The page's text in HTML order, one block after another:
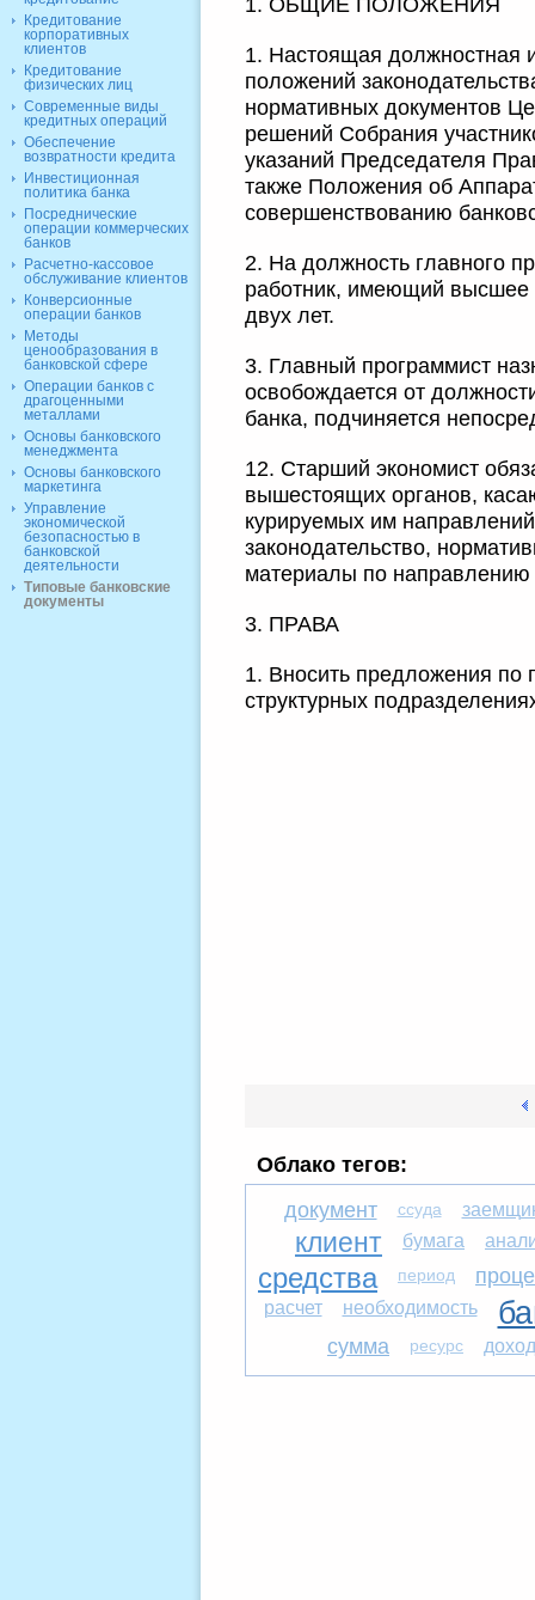
1. Настоящая должностная
положений
нормативных документов
решений Собрания
указаний Председателя
также Положения об
совершенствованию
2. На должность главного
работник, имеющий высшее
двух лет.
3. Главный программист
освобождается от
банка, подчиняется
12. Старший экономист
вышестоящих органов,
курируемых им
законодательство,
материалы по направлению
3. ПРАВА
1. Вносить предложения
структурных
Облако тегов:
документ
ссуда
клиент бумага
средства период
расчет необходимость
сумма ресурс доход
Кредитование
корпоративных
клиентов
Кредитование
физических лиц
Современные виды
кредитных операций
Обеспечение
возвратности кредита
Инвестиционная
политика банка
Посреднические
операции коммерческих
банков
Расчетно-кассовое
обслуживание клиентов
Конверсионные
операции банков
Методы
ценообразования в
банковской сфере
Операции банков с
драгоценными
металлами
Основы банковского
менеджмента
Основы банковского
маркетинга
Управление
экономической
безопасностью в
банковской
деятельности
Типовые банковские
документы